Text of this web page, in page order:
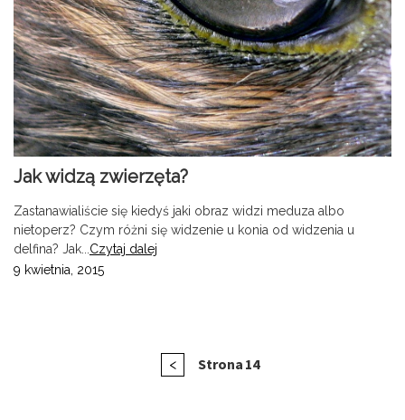
Jak widzą zwierzęta?
Zastanawialiście się kiedyś jaki obraz widzi meduza albo
nietoperz? Czym różni się widzenie u konia od widzenia u
delfina? Jak...Czytaj dalej
9 kwietnia, 2015
Poprzednia
< Strona 14